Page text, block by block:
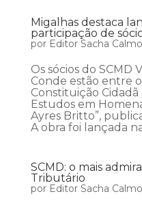
Migalhas destaca
participação de
por Editor Sacha
Os sócios do SCMD
Conde estão entre
Constituição
Estudos em
Ayres Britto”,
A obra foi lançada
SCMD: o mais
Tributário
por Editor Sacha